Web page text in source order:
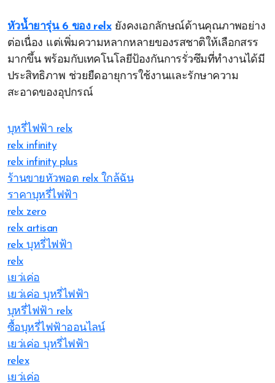
หัวน้ำยารุ่น 6 ของ relxยังคงเอกลักษณ์ด้านคุณภาพอย่าง
ต่อเนื่อง แต่เพิ่มความหลากหลายของรสชาติให้เลือกสรร
มากขึ้น พร้อมกับเทคโนโลยีป้องกันการรั่วซึมที่ทำงานได้มี
ประสิทธิภาพ ช่วยยืดอายุการใช้งานและรักษาความ
สะอาดของอุปกรณ์
บุหรี่ไฟฟ้า relx
relx infinity
relx infinity plus
ร้านขายหัวพอต relx ใกล้ฉัน
ราคาบุหรี่ไฟฟ้า
relx zero
relx artisan
relx บุหรี่ไฟฟ้า
relx
เยว่เค่อ
เยว่เค่อ บุหรี่ไฟฟ้า
บุหรี่ไฟฟ้า relx
ซื้อบุหรี่ไฟฟ้าออนไลน์
เยว่เค่อ บุหรี่ไฟฟ้า
relex
เยว่เค่อ